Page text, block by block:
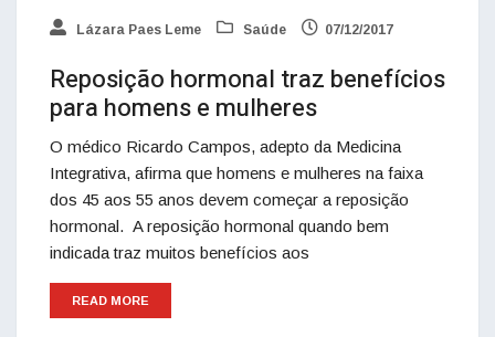
Lázara Paes Leme Saúde 07/12/2017
Reposição hormonal traz benefícios
para homens e mulheres
O médico Ricardo Campos, adepto da Medicina
Integrativa, afirma que homens e mulheres na faixa
dos 45 aos 55 anos devem começar a reposição
hormonal. A reposição hormonal quando bem
indicada traz muitos benefícios aos
READ MORE